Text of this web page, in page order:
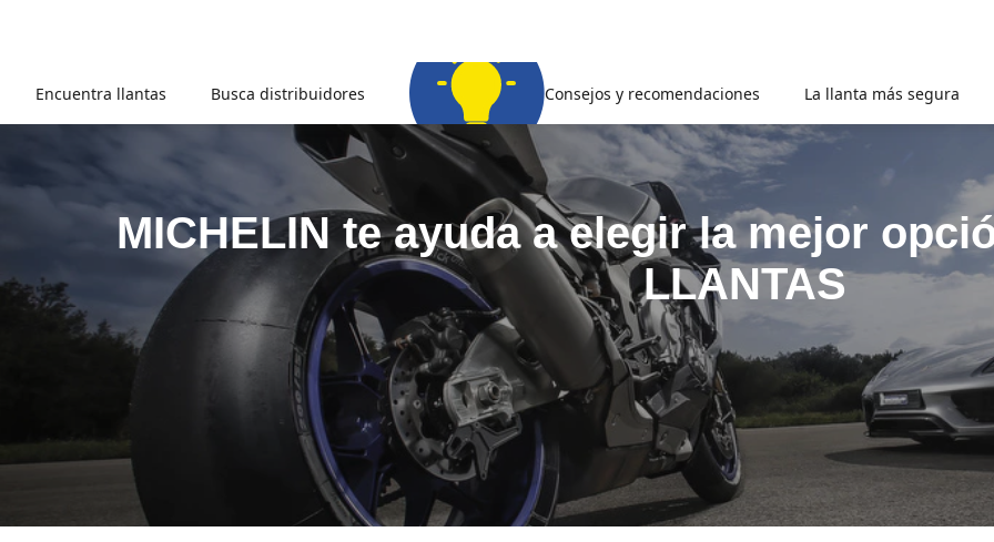
Encuentra llantas Busca distribuidores Consejos y recomendaciones La llanta más segura
MICHELIN te ayuda a elegir la mejor
LLANTAS